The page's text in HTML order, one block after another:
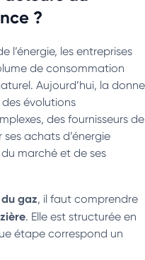
?
l’énergie, les entreprises
de consommation
Aujourd’hui, la donne
évolutions
des fournisseurs de
achats d’énergie
marché et de ses
gaz, il faut comprendre
. Elle est structurée en
étape correspond un